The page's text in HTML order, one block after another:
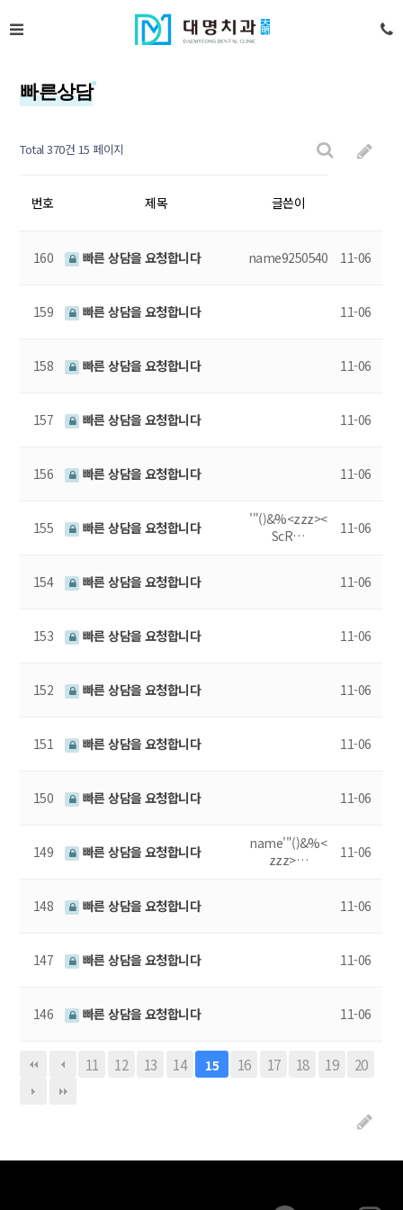
빠른상담
Total 370건 15 페이지
번호 제목 글쓴이
160 빠른 상담을 요청합니다 name9250540 11-06
159 빠른 상담을 요청합니다 11-06
158 빠른 상담을 요청합니다 11-06
157 빠른 상담을 요청합니다 11-06
156 빠른 상담을 요청합니다 11-06
155 빠른 상담을 요청합니다
'"()&%<zzz><
ScR…
11-06
154 빠른 상담을 요청합니다 11-06
153 빠른 상담을 요청합니다 11-06
152 빠른 상담을 요청합니다 11-06
151 빠른 상담을 요청합니다 11-06
150 빠른 상담을 요청합니다 11-06
149 빠른 상담을 요청합니다
name'"()&%<
zzz>…
11-06
148 빠른 상담을 요청합니다 11-06
147 빠른 상담을 요청합니다 11-06
146 빠른 상담을 요청합니다 11-06
11 12 13 14 15 16 17 18 19 20